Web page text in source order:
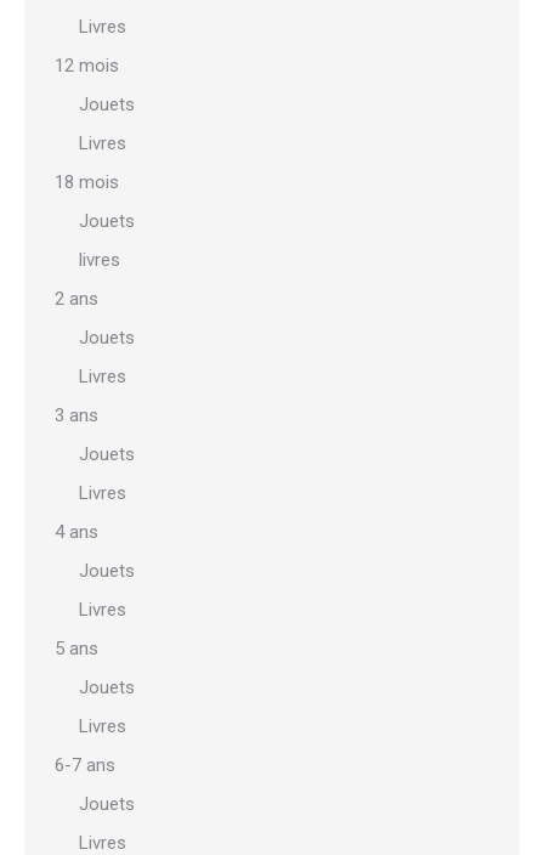
Livres
12 mois
Jouets
Livres
18 mois
Jouets
livres
2 ans
Jouets
Livres
3 ans
Jouets
Livres
4 ans
Jouets
Livres
5 ans
Jouets
Livres
6-7 ans
Jouets
Livres